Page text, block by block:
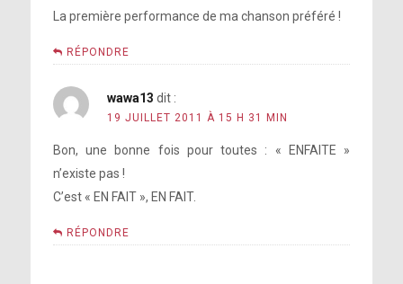
La première performance de ma chanson préféré !
RÉPONDRE
wawa13 dit :
19 JUILLET 2011 À 15 H 31 MIN
Bon, une bonne fois pour toutes : « ENFAITE »
n’existe pas !
C’est « EN FAIT », EN FAIT.
RÉPONDRE